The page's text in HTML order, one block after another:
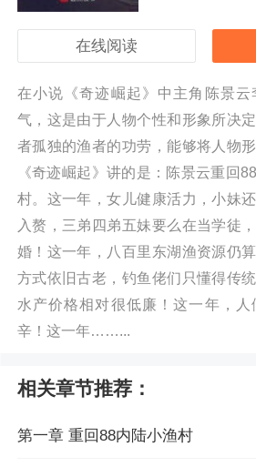
在线阅读
在小说《奇迹崛起》中主角陈景云
气，这是由于人物个性和形象所决
者孤独的渔者的功劳，能够将人物
《奇迹崛起》讲的是：陈景云重回
村。这一年，女儿健康活力，小妹
入赘，三弟四弟五妹要么在当学徒
婚！这一年，八百里东湖渔资源仍
方式依旧古老，钓鱼佬们只懂得传
水产价格相对很低廉！这一年，
辛！这一年……...
相关章节推荐：
第一章 重回88内陆小渔村